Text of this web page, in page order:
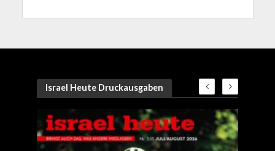
Israel Heute Druckausgaben